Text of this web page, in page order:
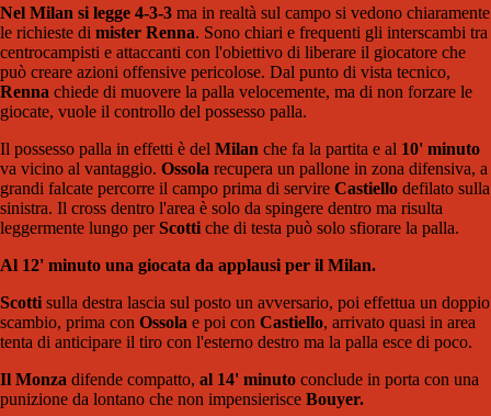
Nel Milan si legge 4-3-3 ma in realtà sul campo si vedono chiaramente
le richieste di mister Renna. Sono chiari e frequenti gli interscambi tra
centrocampisti e attaccanti con l'obiettivo di liberare il giocatore che
può creare azioni offensive pericolose. Dal punto di vista tecnico,
Renna chiede di muovere la palla velocemente, ma di non forzare le
giocate, vuole il controllo del possesso palla.
Il possesso palla in effetti è del Milan che fa la partita e al 10' minuto
va vicino al vantaggio. Ossola recupera un pallone in zona difensiva, a
grandi falcate percorre il campo prima di servire Castiello defilato sulla
sinistra. Il cross dentro l'area è solo da spingere dentro ma risulta
leggermente lungo perScotti che di testa può solo sfiorare la palla.
Al 12' minuto una giocata da applausi per il Milan.
Scotti sulla destra lascia sul posto un avversario, poi effettua un doppio
scambio, prima con Ossola e poi con Castiello, arrivato quasi in area
tenta di anticipare il tiro con l'esterno destro ma la palla esce di poco.
Il Monza difende compatto, al 14' minuto conclude in porta con una
punizione da lontano che non impensierisce Bouyer.